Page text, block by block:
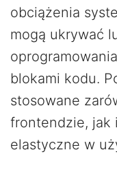
obciążenia
mogą ukrywać
blokami kodu.
stosowane
frontendzie, jak
elastyczne w